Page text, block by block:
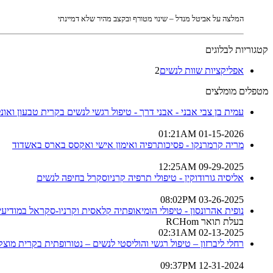
המלצה על אביטל מנדל – שינוי מטורף ובקצב מהיר שלא דמיינתי
קטגוריות לבלוגים
אפליקציות שוות לנשים2
מטפלים מומלצים
עמית בן צבי אבני - אבני דרך - טיפול רגשי לנשים בקרית טבעון
01-15-2026 01:21AM
מריה קרמרנקו - פסיכותרפיה ואימון אישי ואקסס בארס באשדוד
09-29-2025 12:25AM
אליסיה גורודוקין - טיפולי תרפיה קרניוסקרל בחיפה לנשים
03-26-2025 08:02PM
נופית אהרונסון - טיפולי הומיאופתיה קלאסית וקרניו-סקראל
בעלת תואר RCHom
02-13-2025 02:31AM
רחלי ליברזון – טיפול רגשי והוליסטי לנשים – נטורופתית בקרית
12-31-2024 09:37PM